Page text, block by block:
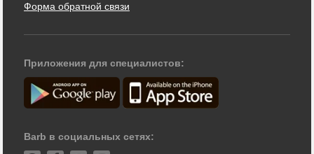
Форма обратной связи
Приложения для специалистов:
Barb в социальных сетях: